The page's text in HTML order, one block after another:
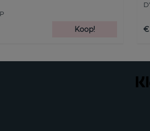
Koop! €